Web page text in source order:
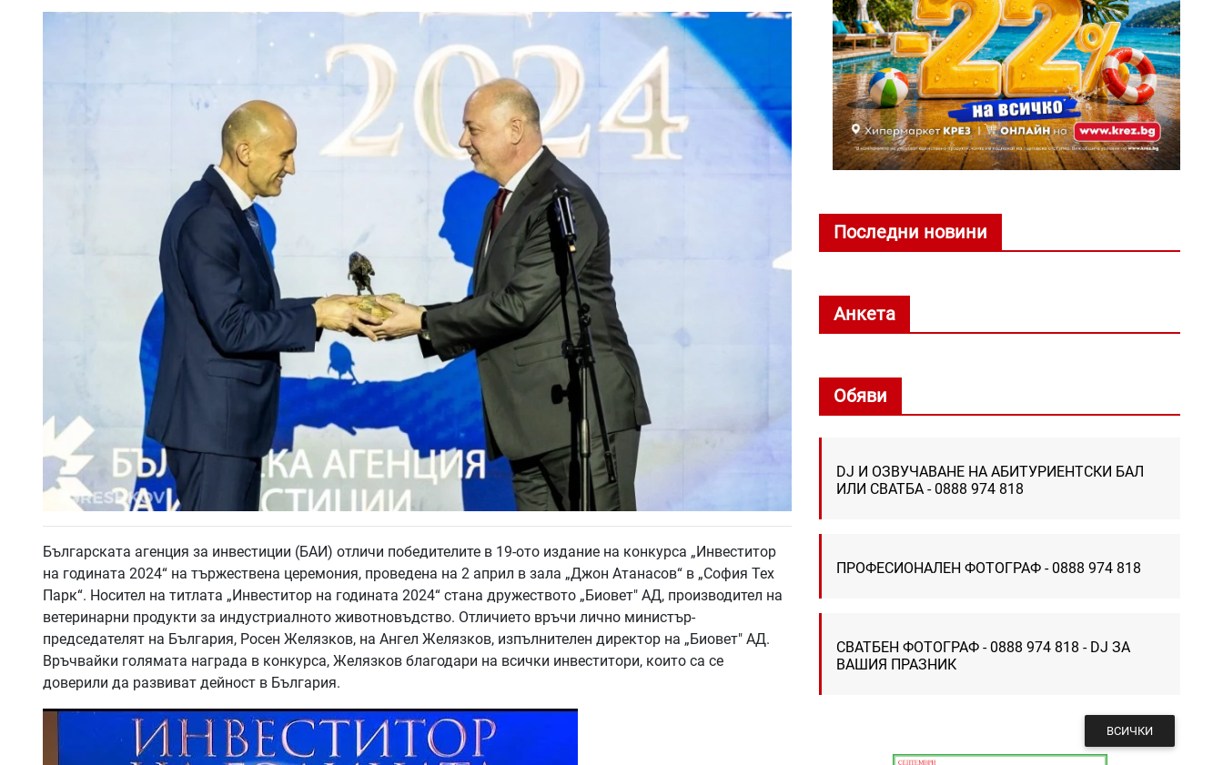
Българската агенция за инвестиции (БАИ) отличи победителите в 19-ото издание на конкурса „Инвеститор
на годината 2024“ на тържествена церемония, проведена на 2 април в зала „Джон Атанасов“ в „София Тех
Парк“. Носител на титлата „Инвеститор на годината 2024“ стана дружеството „Биовет" АД, производител на
ветеринарни продукти за индустриалното животновъдство. Отличието връчи лично министър-
председателят на България, Росен Желязков, на Ангел Желязков, изпълнителен директор на „Биовет" АД.
Връчвайки голямата награда в конкурса, Желязков благодари на всички инвеститори, които са се
доверили да развиват дейност в България.
Последни новини
Анкета
Обяви
DJ И ОЗВУЧАВАНЕ НА АБИТУРИЕНТСКИ БАЛ
ИЛИ СВАТБА - 0888 974 818
ПРОФЕСИОНАЛЕН ФОТОГРАФ - 0888 974 818
СВАТБЕН ФОТОГРАФ - 0888 974 818 - DJ ЗА
ВАШИЯ ПРАЗНИК
ВСИЧКИ